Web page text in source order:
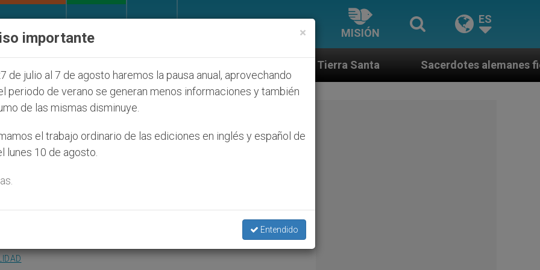
MISIÓN
ES
judíos que afecta a cristianos (y no sólo) en Tierra Santa Sacerdotes alemanes fieles al Papa
necesario redescubrir el
la liturgia del próximo domingo
×
importante
de julio al 7 de agosto haremos la pausa anual, aprovechando
periodo de verano se generan menos informaciones y también
de las mismas disminuye.
el trabajo ordinario de las ediciones en inglés y español de
lunes 10 de agosto.
Entendido